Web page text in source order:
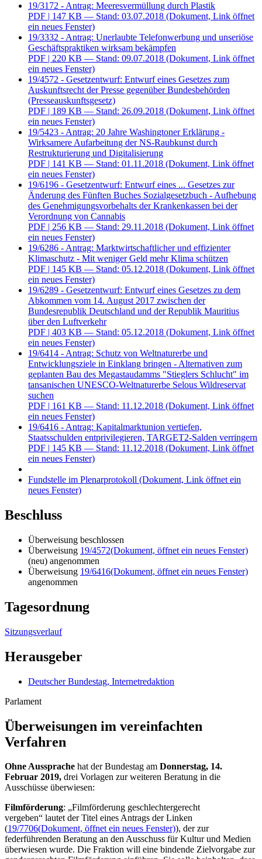
19/3172 - Antrag: Meeresvermüllung durch Plastik
PDF | 147 KB — Stand: 03.07.2018 (Dokument, Link öffnet
ein neues Fenster)
19/3332 - Antrag: Unerlaubte Telefonwerbung und unseriöse
Geschäftspraktiken wirksam bekämpfen
PDF | 220 KB — Stand: 09.07.2018 (Dokument, Link öffnet
ein neues Fenster)
19/4572 - Gesetzentwurf: Entwurf eines Gesetzes zum
Auskunftsrecht der Presse gegenüber Bundesbehörden
(Presseauskunftsgesetz)
PDF | 189 KB — Stand: 26.09.2018 (Dokument, Link öffnet
ein neues Fenster)
19/5423 - Antrag: 20 Jahre Washingtoner Erklärung -
Wirksamere Aufarbeitung der NS-Raubkunst durch
Restrukturierung und Digitalisierung
PDF | 141 KB — Stand: 01.11.2018 (Dokument, Link öffnet
ein neues Fenster)
19/6196 - Gesetzentwurf: Entwurf eines ... Gesetzes zur
Änderung des Fünften Buches Sozialgesetzbuch - Aufhebung
des Genehmigungsvorbehalts der Krankenkassen bei der
Verordnung von Cannabis
PDF | 256 KB — Stand: 29.11.2018 (Dokument, Link öffnet
ein neues Fenster)
19/6286 - Antrag: Marktwirtschaftlicher und effizienter
Klimaschutz - Mit weniger Geld mehr Klima schützen
PDF | 145 KB — Stand: 05.12.2018 (Dokument, Link öffnet
ein neues Fenster)
19/6289 - Gesetzentwurf: Entwurf eines Gesetzes zu dem
Abkommen vom 14. August 2017 zwischen der
Bundesrepublik Deutschland und der Republik Mauritius
über den Luftverkehr
PDF | 403 KB — Stand: 05.12.2018 (Dokument, Link öffnet
ein neues Fenster)
19/6414 - Antrag: Schutz von Weltnaturerbe und
Entwicklungsziele in Einklang bringen - Alternativen zum
geplanten Bau des Megastaudamms "Stieglers Schlucht" im
tansanischen UNESCO-Weltnaturerbe Selous Wildreservat
suchen
PDF | 161 KB — Stand: 11.12.2018 (Dokument, Link öffnet
ein neues Fenster)
19/6416 - Antrag: Kapitalmarktunion vertiefen,
Staatsschulden entprivilegieren, TARGET2-Salden verringern
PDF | 145 KB — Stand: 11.12.2018 (Dokument, Link öffnet
ein neues Fenster)
Fundstelle im Plenarprotokoll (Dokument, Link öffnet ein
neues Fenster)
Beschluss
Überweisung beschlossen
Überweisung 19/4572(Dokument, öffnet ein neues Fenster)
(neu) angenommen
Überweisung 19/6416(Dokument, öffnet ein neues Fenster)
angenommen
Tagesordnung
Sitzungsverlauf
Herausgeber
Deutscher Bundestag, Internetredaktion
Parlament
Überweisungen im vereinfachten
Verfahren
Ohne Aussprache hat der Bundestag am Donnerstag, 14.
Februar 2019, drei Vorlagen zur weiteren Beratung in die
Ausschüsse überwiesen:
Filmförderung: „Filmförderung geschlechtergerecht
vergeben“ lautet der Titel eines Antrags der Linken
(19/7706(Dokument, öffnet ein neues Fenster)), der zur
federführenden Beratung an den Ausschuss für Kultur und Medien
überwiesen wurde. Die Fraktion will eine bindende Zielvorgabe zur